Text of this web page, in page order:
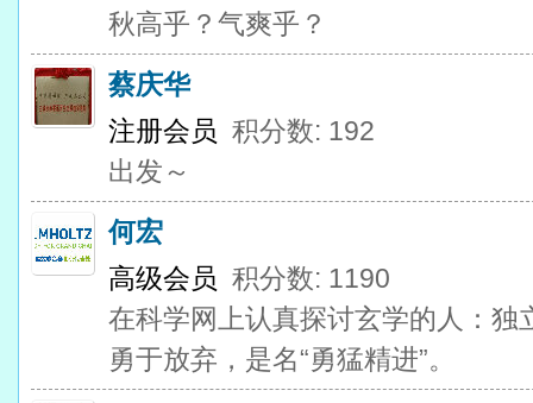
秋高乎？气爽乎？
蔡庆华
注册会员 积分数: 192
出发～
何宏
高级会员 积分数: 1190
在科学网上认真探讨玄学的人：
勇于放弃，是名“勇猛精进”。